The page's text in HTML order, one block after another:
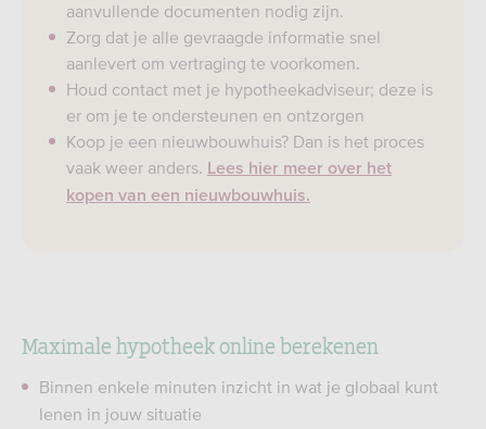
aanvullende documenten nodig zijn.
Zorg dat je alle gevraagde informatie snel
aanlevert om vertraging te voorkomen.
Houd contact met je hypotheekadviseur; deze is
er om je te ondersteunen en ontzorgen
Koop je een nieuwbouwhuis? Dan is het proces
vaak weer anders. Lees hier meer over het
kopen van een nieuwbouwhuis.
Maximale hypotheek online berekenen
Binnen enkele minuten inzicht in wat je globaal kunt
lenen in jouw situatie